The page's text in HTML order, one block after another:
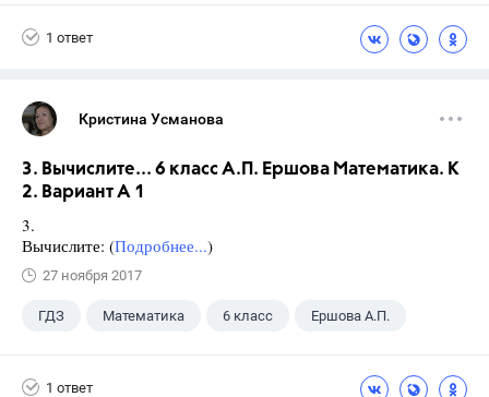
1 ответ
Кристина Усманова
3. Вычислите... 6 класс А.П. Ершова Математика. К
2. Вариант А 1
3.
Вычислите: (Подробнее...)
27 ноября 2017
ГДЗ Математика 6 класс Ершова А.П.
1 ответ